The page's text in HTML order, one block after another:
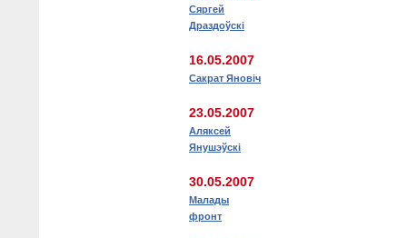
Сяргей
Драздоўскі
16.05.2007
Сакрат Яновіч
23.05.2007
Аляксей
Янушэўскі
30.05.2007
Малады
фронт